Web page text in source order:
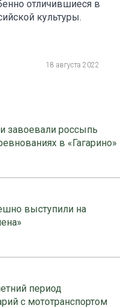
отличившиеся в
культуры.
18 августа 2022
завоевали россыпь
в «Гагарино»
выступили на
период
с мототранспортом